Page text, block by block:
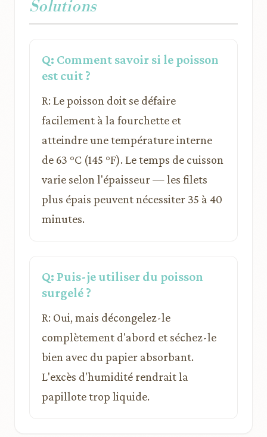
Solutions
Q: Comment savoir si le poisson
est cuit ?
R: Le poisson doit se défaire
facilement à la fourchette et
atteindre une température interne
de 63 °C (145 °F). Le temps de cuisson
varie selon l'épaisseur — les filets
plus épais peuvent nécessiter 35 à 40
minutes.
Q: Puis-je utiliser du poisson
surgelé ?
R: Oui, mais décongelez-le
complètement d'abord et séchez-le
bien avec du papier absorbant.
L'excès d'humidité rendrait la
papillote trop liquide.